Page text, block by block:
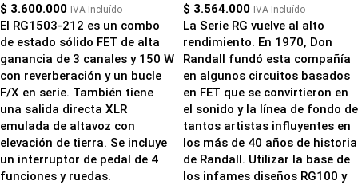
$ 3.600.000 IVA Incluído
El RG1503-212 es un combo
de estado sólido FET de alta
ganancia de 3 canales y 150 W
con reverberación y un bucle
F/X en serie. También tiene
una salida directa XLR
emulada de altavoz con
elevación de tierra. Se incluye
un interruptor de pedal de 4
funciones y ruedas.
$ 3.564.000 IVA Incluído
La Serie RG vuelve al alto
rendimiento. En 1970, Don
Randall fundó esta compañía
en algunos circuitos basados ​​
en FET que se convirtieron en
el sonido y la línea de fondo de
tantos artistas influyentes en
los más de 40 años de historia
de Randall. Utilizar la base de
los infames diseños RG100 y